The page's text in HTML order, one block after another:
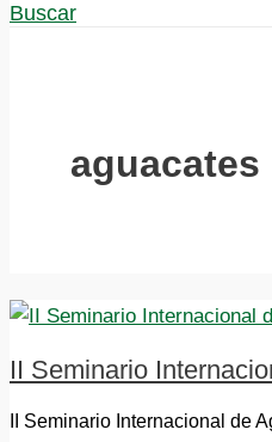
Buscar
aguacates
II Seminario
II Seminario Internacional